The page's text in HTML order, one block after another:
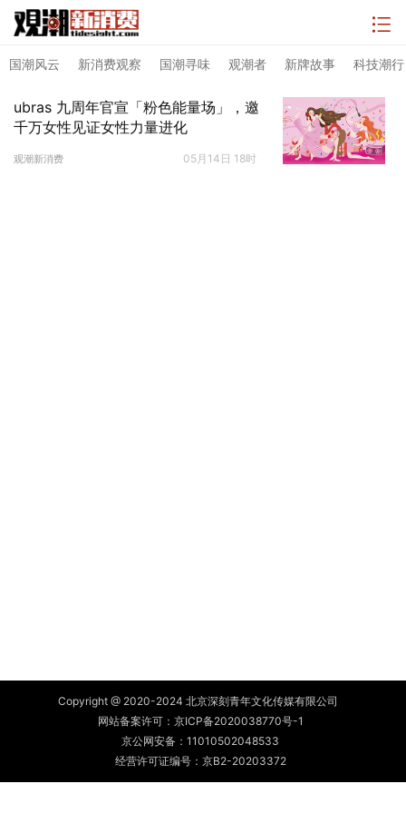
国潮风云 新消费观察 国潮寻味 观潮者 新牌故事 科技潮行
ubras 九周年官宣「粉色能量场」，邀
千万女性见证女性力量进化
观潮新消费 05月14日 18时
Copyright @ 2020-2024 北京深刻青年文化传媒有限公司
网站备案许可： 京ICP备2020038770号-1
京公网安备： 11010502048533
经营许可证编号：京B2-20203372